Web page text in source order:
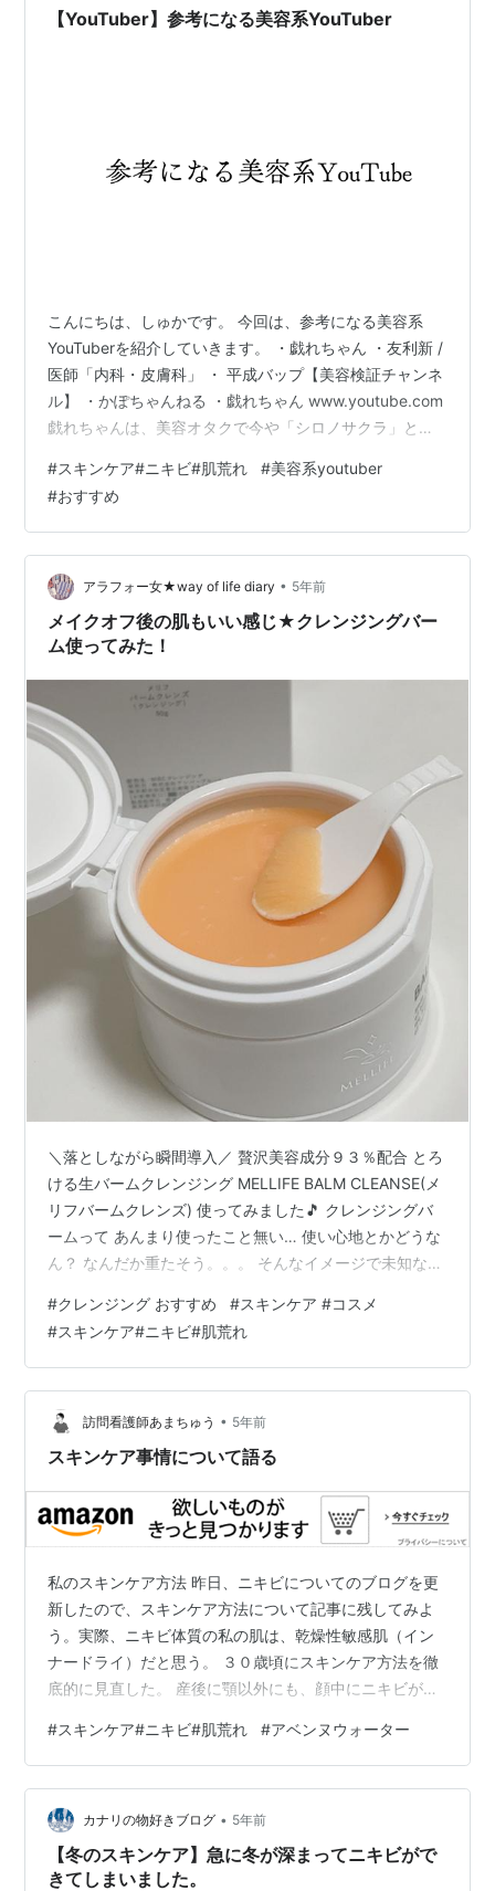
【YouTuber】参考になる美容系YouTuber
こんにちは、しゅかです。 今回は、参考になる美容系
YouTuberを紹介していきます。 ・戯れちゃん ・友利新 /
医師「内科・皮膚科」 ・ 平成バップ【美容検証チャンネ
ル】 ・かぽちゃんねる ・戯れちゃん www.youtube.com
戯れちゃんは、美容オタクで今や「シロノサクラ」とい
く肌が白くYouTubeで戯れちゃんが実際に肌を白くした
スキンケア商品を紹介しているので、美白、肌が白くな
りたいという方におすすめです。 おすすめ動画
www.youtube.com www.youtube.com
www.youtube.com ・友利新 …
#スキンケア#ニキビ#肌荒れ #美容系youtuber
#おすすめ
アラフォー女★way of life diary • 5年前
メイクオフ後の肌もいい感じ★クレンジングバー
ム使ってみた！
＼落としながら瞬間導入／ 贅沢美容成分９３％配合 とろ
ける生バームクレンジング MELLIFE BALM CLEANSE(メ
リフバームクレンズ) 使ってみました🎵 クレンジングバ
ームって あんまり使ったこと無い… 使い心地とかどうな
ん？ なんだか重たそう。。。 そんなイメージで未知なる
つで良いそう！！ えっ… こんなに濃厚濃密なのに洗顔も
OK？ 半信半疑なまま使ってみた結果💨 気になる使い心
地は… 硬めのテクスチャーで 肌に馴染むのかちょっと不
安 だったんですがっ！ 肌の上にのせるとクリーム状にな
って 伸びる伸びる！！ 全くもって問題なかっ…
#クレンジング おすすめ #スキンケア #コスメ
#スキンケア#ニキビ#肌荒れ
訪問看護師あまちゅう • 5年前
スキンケア事情について語る
私のスキンケア方法 昨日、ニキビについてのブログを更
新したので、スキンケア方法について記事に残してみよ
う。実際、ニキビ体質の私の肌は、乾燥性敏感肌（イン
ナードライ）だと思う。 ３０歳頃にスキンケア方法を徹
底的に見直した。 産後に顎以外にも、顔中にニキビが出
後、フルタイムを選択して激務だった）、夜泣きで夜は
眠れないし、子供はご飯を食べてくれないし。ストレス
がありすぎて、原因を見つける事ができなかった、けれ
どニキビは増えていく一方ですごく落ち込んだ。 「顔、
ブツブツいっぱいじゃない？どうしたの？」とも言わ
れ、すごく傷ついた。どうしたの？って、一番知り…
#スキンケア#ニキビ#肌荒れ #アベンヌウォーター
カナリの物好きブログ • 5年前
【冬のスキンケア】急に冬が深まってニキビがで
きてしまいました。